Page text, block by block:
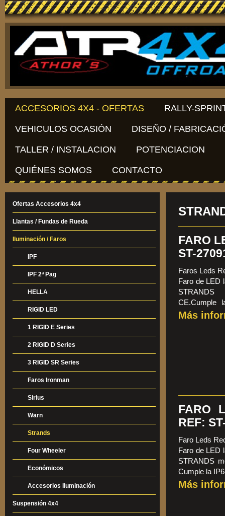
ACCESORIOS 4X4 - OFERTAS RALLY-
VEHICULOS OCASIÓN DISEÑO /
TALLER / INSTALACION POTENCIACION
QUIÉNES SOMOS CONTACTO
FARO
ST-
Faros Leds
Faro de LED
STRANDS
CE.Cumple
lentes
Más
FARO
REF:
Faro Leds
Faro de LED
STRANDS
Cumple la
Más
Ofertas Accesorios 4x4
Llantas / Fundas de Rueda
Iluminación / Faros
IPF
IPF 2ª Pag
HELLA
RIGID LED
1 RIGID E Series
2 RIGID D Series
3 RIGID SR Series
Faros Ironman
Sirius
Warn
Strands
Four Wheeler
Económicos
Accesorios Iluminación
Suspensión 4x4